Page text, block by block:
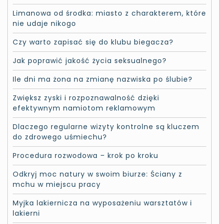
Limanowa od środka: miasto z charakterem, które
nie udaje nikogo
Czy warto zapisać się do klubu biegacza?
Jak poprawić jakość życia seksualnego?
Ile dni ma żona na zmianę nazwiska po ślubie?
Zwiększ zyski i rozpoznawalność dzięki
efektywnym namiotom reklamowym
Dlaczego regularne wizyty kontrolne są kluczem
do zdrowego uśmiechu?
Procedura rozwodowa – krok po kroku
Odkryj moc natury w swoim biurze: Ściany z
mchu w miejscu pracy
Myjka lakiernicza na wyposażeniu warsztatów i
lakierni